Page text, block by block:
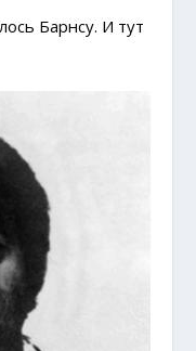
Барнсу. И тут